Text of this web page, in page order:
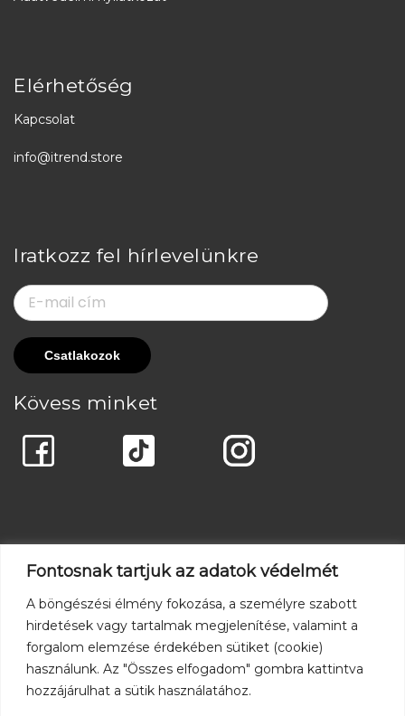
Fontosnak tartjuk az adatok védelmét
A böngészési élmény fokozása, a személyre szabott
hirdetések vagy tartalmak megjelenítése, valamint a
forgalom elemzése érdekében sütiket (cookie)
használunk. Az "Összes elfogadom" gombra kattintva
hozzájárulhat a sütik használatához.
Elérhetőség
Kapcsolat
info@itrend.store
Iratkozz fel hírlevelünkre
Kövess minket